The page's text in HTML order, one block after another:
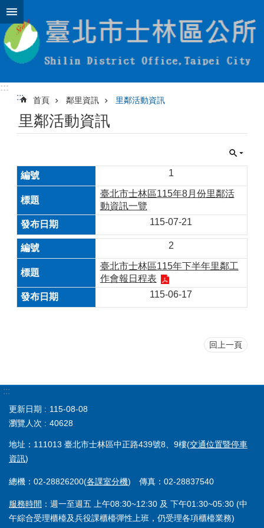
跳到主要內容區塊
:::
:::
首頁 鄰里資訊 里鄰活動資訊
里鄰活動資訊
1
臺北市士林區115年8月份里鄰活
動資訊一覽
115-07-21
2
臺北市士林區115年下半年里鄰工
作會報日程表
115-06-17
回上一頁
:::
更新日期
115-08-08
瀏覽人次
40628
地址：111013 臺北市士林區中正路439號8、9樓(交通位置暨停車
資訊)
總機：02-28826200(各課室分機) 傳真：02-28837540
服務時間 ：週一至週五 上午08:30~12:30 及 下午01:30~05:30 (中
午綜合受理櫃檯及兵役課櫃檯彈性上班，仍受理各項櫃檯業務)